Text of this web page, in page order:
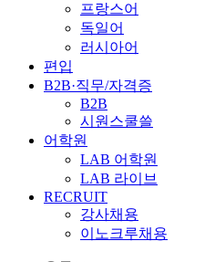
프랑스어
독일어
러시아어
편입
B2B·직무/자격증
B2B
시원스쿨쓸
어학원
LAB 어학원
LAB 라이브
RECRUIT
강사채용
이노크루채용